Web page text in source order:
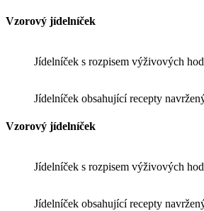
Vzorový jídelníček
Jídelníček s rozpisem výživových
Jídelníček obsahující recepty
Vzorový jídelníček
Jídelníček s rozpisem výživových
Jídelníček obsahující recepty